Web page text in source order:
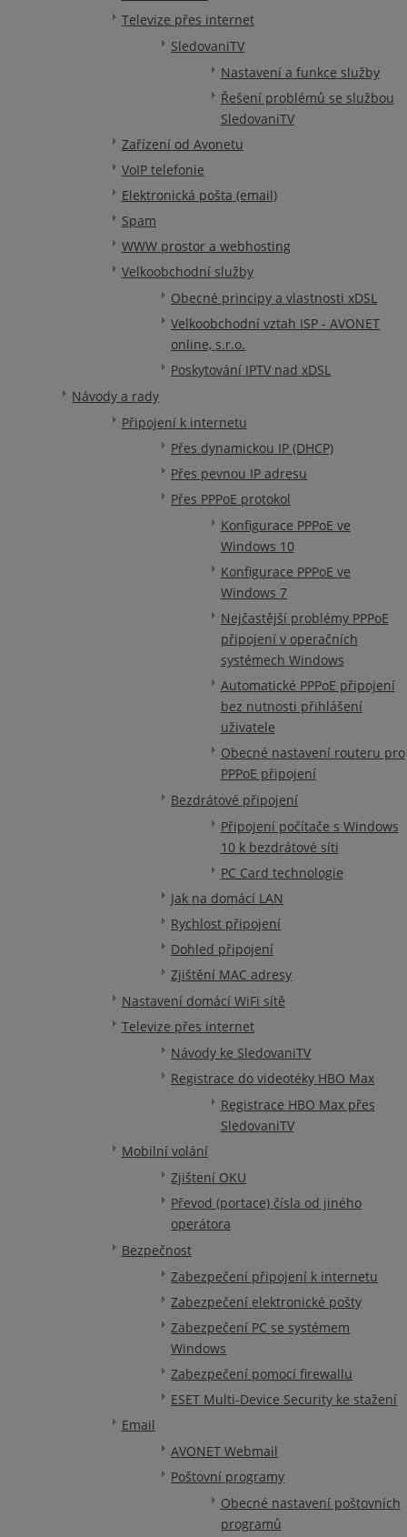
Televize přes internet
SledovaniTV
Nastavení a funkce služby
Řešení problémů se službou
SledovaniTV
Zařízení od Avonetu
VoIP telefonie
Elektronická pošta (email)
Spam
WWW prostor a webhosting
Velkoobchodní služby
Obecné principy a vlastnosti xDSL
Velkoobchodní vztah ISP - AVONET
online, s.r.o.
Poskytování IPTV nad xDSL
Návody a rady
Připojení k internetu
Přes dynamickou IP (DHCP)
Přes pevnou IP adresu
Přes PPPoE protokol
Konfigurace PPPoE ve
Windows 10
Konfigurace PPPoE ve
Windows 7
Nejčastější problémy PPPoE
připojení v operačních
systémech Windows
Automatické PPPoE připojení
bez nutnosti přihlášení
uživatele
Obecné nastavení routeru pro
PPPoE připojení
Bezdrátové připojení
Připojení počítače s Windows
10 k bezdrátové síti
PC Card technologie
Jak na domácí LAN
Rychlost připojení
Dohled připojení
Zjištění MAC adresy
Nastavení domácí WiFi sítě
Televize přes internet
Návody ke SledovaniTV
Registrace do videotéky HBO Max
Registrace HBO Max přes
SledovaniTV
Mobilní volání
Zjištení OKU
Převod (portace) čísla od jiného
operátora
Bezpečnost
Zabezpečení připojení k internetu
Zabezpečení elektronické pošty
Zabezpečení PC se systémem
Windows
Zabezpečení pomocí firewallu
ESET Multi-Device Security ke stažení
Email
AVONET Webmail
Poštovní programy
Obecné nastavení poštovních
programů